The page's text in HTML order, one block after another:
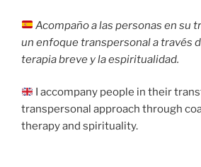
Acompaño a las personas en su
un enfoque transpersonal a través
terapia breve y la espiritualidad.
I accompany people in their
transpersonal approach through
therapy and spirituality.